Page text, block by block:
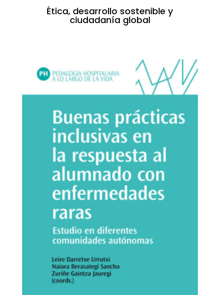
Ética, desarrollo sostenible y
ciudadanía global